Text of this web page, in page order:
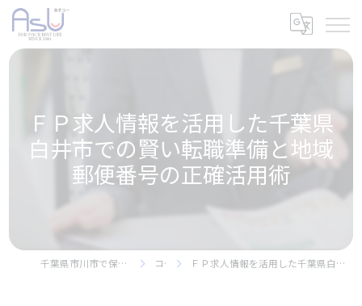
ＦＰ求人情報を活用した千葉県
白井市での賢い転職準備と地域
郵便番号の正確活用術
千葉県市川市で保険の求人なら株式会社アスユー コラム ＦＰ求人情報を活用した千葉県白井市での賢い転職準備と地域郵便番号の正確活用術